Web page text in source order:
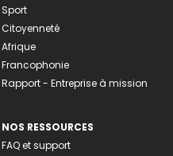
Sport
Citoyenneté
Afrique
Francophonie
Rapport - Entreprise à mission
NOS RESSOURCES
FAQ et support